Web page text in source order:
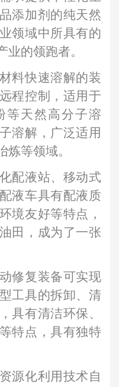
添加剂的纯天然
领域中所具有的
的领跑者。
料快速溶解的装
程控制，适用于
等天然高分子溶
溶解，广泛适用
等领域。
配液站、移动式
液车具有配液质
境友好等特点，
田，成为了一张
修复装备可实现
工具的拆卸、清
具有清洁环保、
特点，具有独特
源化利用技术自